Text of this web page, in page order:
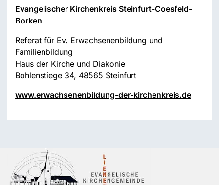
Evangelischer Kirchenkreis Steinfurt-Coesfeld-
Borken
Referat für Ev. Erwachsenenbildung und
Familienbildung
Haus der Kirche und Diakonie
Bohlenstiege 34, 48565 Steinfurt
www.erwachsenenbildung-der-kirchenkreis.de